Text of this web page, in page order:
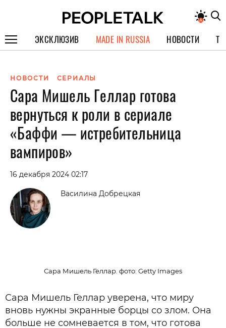
ЭКСКЛЮЗИВ
СПЕЦПРОЕКТЫ
ИНТЕРВЬЮ
ПОКОЛЕНИЕ
MADE IN RUSSIA НОВОСТИ
НОВОСТИ СЕРИАЛЫ
Сара Мишель Геллар готова
вернуться к роли в сериале
«Баффи — истребительница
вампиров»
16 декабря 2024 02:17
Василина Добрецкая
Сара Мишель Геллар. фото: Getty Images
Сара Мишель Геллар уверена, что миру
вновь нужны экранные борцы со злом. Она
больше не сомневается в том, что готова